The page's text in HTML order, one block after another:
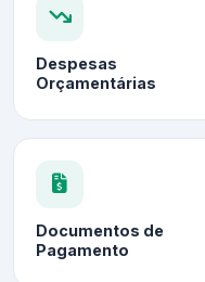
Despesas
Orçamentárias
Documentos de
Pagamento